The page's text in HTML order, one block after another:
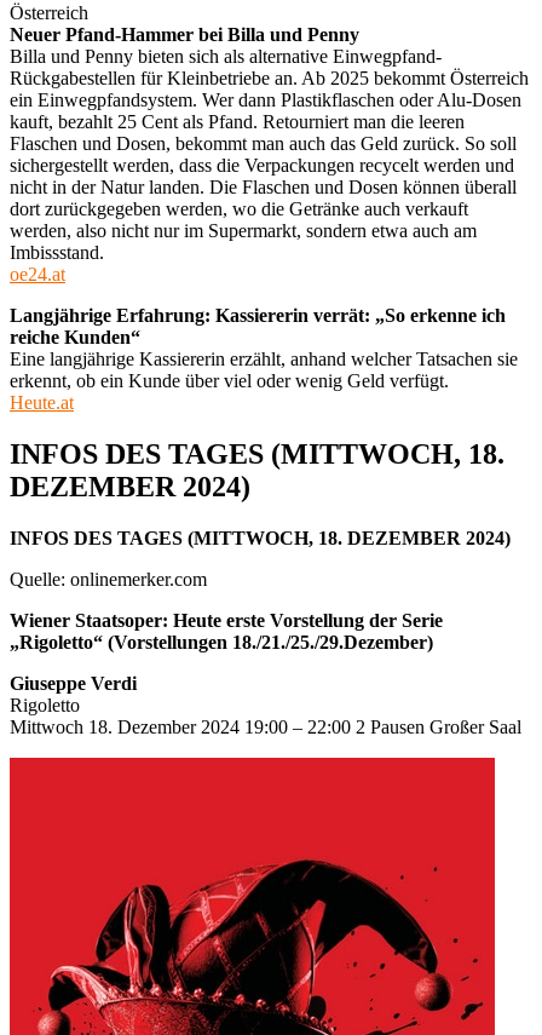
Österreich
Neuer Pfand-Hammer bei Billa und Penny
Billa und Penny bieten sich als alternative Einwegpfand-
Rückgabestellen für Kleinbetriebe an. Ab 2025 bekommt Österreich
ein Einwegpfandsystem. Wer dann Plastikflaschen oder Alu-Dosen
kauft, bezahlt 25 Cent als Pfand. Retourniert man die leeren
Flaschen und Dosen, bekommt man auch das Geld zurück. So soll
sichergestellt werden, dass die Verpackungen recycelt werden und
nicht in der Natur landen. Die Flaschen und Dosen können überall
dort zurückgegeben werden, wo die Getränke auch verkauft
werden, also nicht nur im Supermarkt, sondern etwa auch am
Imbissstand.
oe24.at
Langjährige Erfahrung: Kassiererin verrät: „So erkenne ich
reiche Kunden“
Eine langjährige Kassiererin erzählt, anhand welcher Tatsachen sie
erkennt, ob ein Kunde über viel oder wenig Geld verfügt.
Heute.at
INFOS DES TAGES (MITTWOCH, 18.
DEZEMBER 2024)
INFOS DES TAGES (MITTWOCH, 18. DEZEMBER 2024)
Quelle: onlinemerker.com
Wiener Staatsoper: Heute erste Vorstellung der Serie
„Rigoletto“ (Vorstellungen 18./21./25./29.Dezember)
Giuseppe Verdi
Rigoletto
Mittwoch 18. Dezember 2024 19:00 – 22:00 2 Pausen Großer Saal